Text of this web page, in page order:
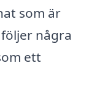
som är
några
ett